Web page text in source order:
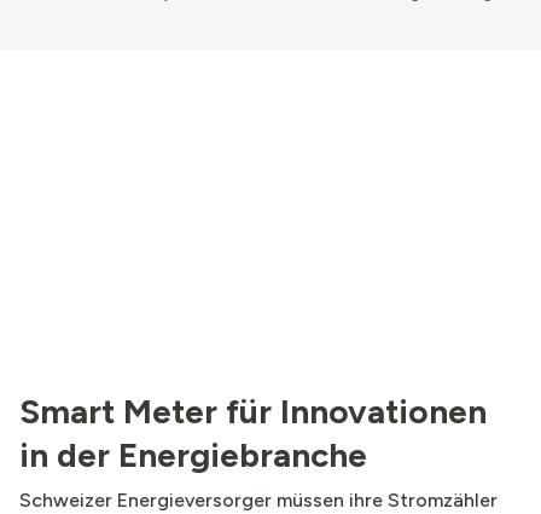
Smart Meter für Innovationen
in der Energiebranche
Schweizer Energieversorger müssen ihre Stromzähler